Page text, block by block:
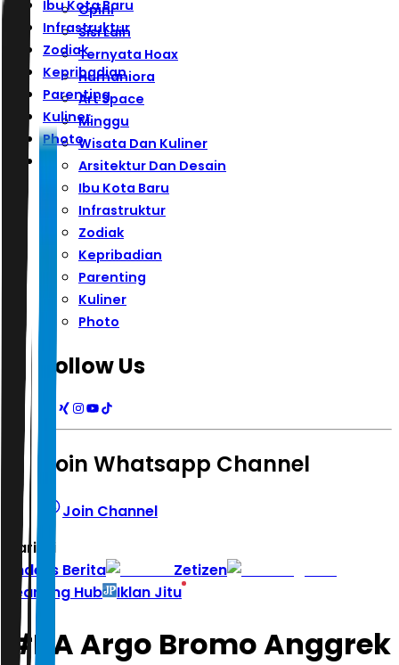
Ibu Kota Baru
Infrastruktur
Zodiak
Kepribadian
Parenting
Kuliner
Photo
Opini
Sisi Lain
Ternyata Hoax
Humaniora
Art Space
Minggu
Wisata Dan Kuliner
Arsitektur Dan Desain
Ibu Kota Baru
Infrastruktur
Zodiak
Kepribadian
Parenting
Kuliner
Photo
Follow Us
Join Whatsapp Channel
Join Channel
Hari ini
Indeks Berita
Zetizen
Learning Hub
Iklan Jitu
#KA Argo Bromo Anggrek